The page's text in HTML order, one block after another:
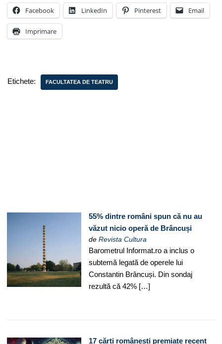
Facebook LinkedIn Pinterest Email
Imprimare
Etichete: FACULTATEA DE TEATRU
55% dintre români spun că nu au
văzut nicio operă de Brâncuși
deRevista Cultura
Barometrul Informat.ro a inclus o
subtemă legată de operele lui
Constantin Brâncuși. Din sondaj
rezultă că 42% […]
17 cărți românești premiate recent